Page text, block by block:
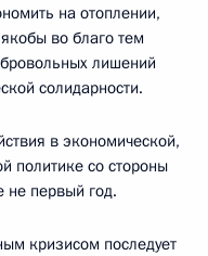
на отоплении,
во благо тем
лишений
солидарности.
в экономической,
политике со стороны
первый год.
кризисом последует